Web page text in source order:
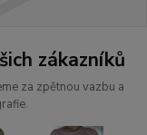
zákazníků
za zpětnou vazbu a